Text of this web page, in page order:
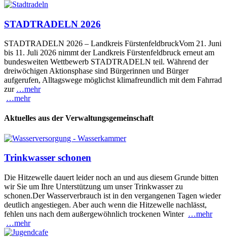
STADTRADELN 2026
STADTRADELN 2026 – Landkreis FürstenfeldbruckVom 21. Juni
bis 11. Juli 2026 nimmt der Landkreis Fürstenfeldbruck erneut am
bundesweiten Wettbewerb STADTRADELN teil. Während der
dreiwöchigen Aktionsphase sind Bürgerinnen und Bürger
aufgerufen, Alltagswege möglichst klimafreundlich mit dem Fahrrad
zur …mehr
…mehr
Aktuelles aus der Verwaltungsgemeinschaft
Trinkwasser schonen
Die Hitzewelle dauert leider noch an und aus diesem Grunde bitten
wir Sie um Ihre Unterstützung um unser Trinkwasser zu
schonen.Der Wasserverbrauch ist in den vergangenen Tagen wieder
deutlich angestiegen. Aber auch wenn die Hitzewelle nachlässt,
fehlen uns nach dem außergewöhnlich trockenen Winter …mehr
…mehr